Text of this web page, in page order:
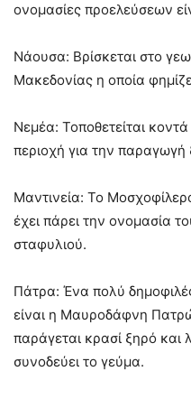
ονομασίες προελεύσεων
Νάουσα: Βρίσκεται στο
Μακεδονίας η οποία
Νεμέα: Τοποθετείται
περιοχή για την παραγωγή
Μαντινεία: Το
έχει πάρει την ονομασία
σταφυλιού.
Πάτρα: Ένα πολύ
είναι η Μαυροδάφνη
παράγεται κρασί ξηρό και
συνοδεύει το γεύμα.